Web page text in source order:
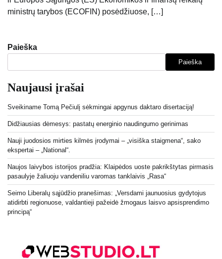
ministrų tarybos (ECOFIN) posėdžiuose, […]
Paieška
Paieška
Naujausi įrašai
Sveikiname Tomą Pečiulį sėkmingai apgynus daktaro disertaciją!
Didžiausias dėmesys: pastatų energinio naudingumo gerinimas
Nauji juodosios mirties kilmės įrodymai – „visiška staigmena“, sako
ekspertai – „National“.
Naujos laivybos istorijos pradžia: Klaipėdos uoste pakrikštytas pirmasis
pasaulyje žaliuoju vandeniliu varomas tanklaivis „Rasa“
Seimo Liberalų sąjūdžio pranešimas: „Versdami jaunuosius gydytojus
atidirbti regionuose, valdantieji pažeidė žmogaus laisvo apsisprendimo
principą“